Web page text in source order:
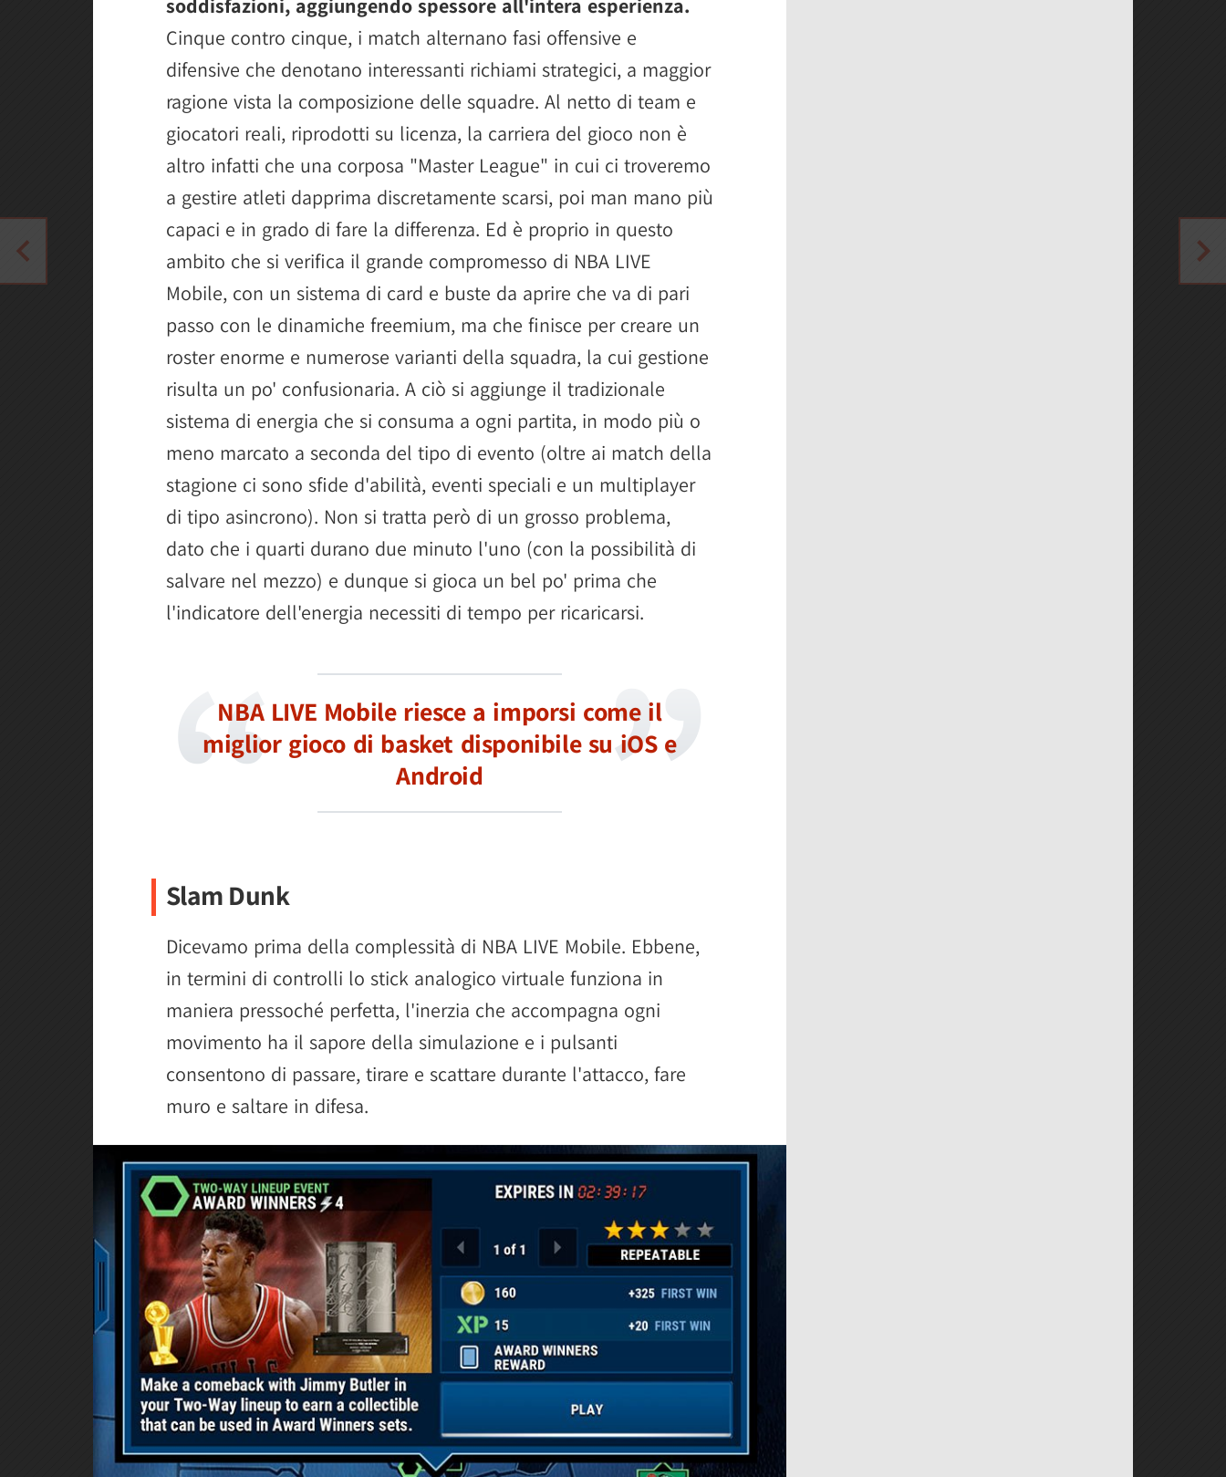
soddisfazioni, aggiungendo spessore all'intera esperienza.
Cinque contro cinque, i match alternano fasi offensive e
difensive che denotano interessanti richiami strategici, a maggior
ragione vista la composizione delle squadre. Al netto di team e
giocatori reali, riprodotti su licenza, la carriera del gioco non è
altro infatti che una corposa "Master League" in cui ci troveremo
a gestire atleti dapprima discretamente scarsi, poi man mano più
capaci e in grado di fare la differenza. Ed è proprio in questo
ambito che si verifica il grande compromesso di NBA LIVE
Mobile, con un sistema di card e buste da aprire che va di pari
passo con le dinamiche freemium, ma che finisce per creare un
roster enorme e numerose varianti della squadra, la cui gestione
risulta un po' confusionaria. A ciò si aggiunge il tradizionale
sistema di energia che si consuma a ogni partita, in modo più o
meno marcato a seconda del tipo di evento (oltre ai match della
stagione ci sono sfide d'abilità, eventi speciali e un multiplayer
di tipo asincrono). Non si tratta però di un grosso problema,
dato che i quarti durano due minuto l'uno (con la possibilità di
salvare nel mezzo) e dunque si gioca un bel po' prima che
l'indicatore dell'energia necessiti di tempo per ricaricarsi.
NBA LIVE Mobile riesce a imporsi come il
miglior gioco di basket disponibile su iOS e
Android
Slam Dunk
Dicevamo prima della complessità di NBA LIVE Mobile. Ebbene,
in termini di controlli lo stick analogico virtuale funziona in
maniera pressoché perfetta, l'inerzia che accompagna ogni
movimento ha il sapore della simulazione e i pulsanti
consentono di passare, tirare e scattare durante l'attacco, fare
muro e saltare in difesa.